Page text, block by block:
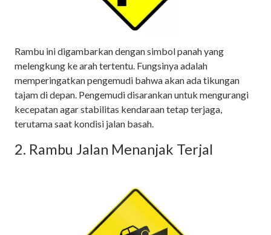
Rambu ini digambarkan dengan simbol panah yang
melengkung ke arah tertentu. Fungsinya adalah
memperingatkan pengemudi bahwa akan ada tikungan
tajam di depan. Pengemudi disarankan untuk mengurangi
kecepatan agar stabilitas kendaraan tetap terjaga,
terutama saat kondisi jalan basah.
2. Rambu Jalan Menanjak Terjal